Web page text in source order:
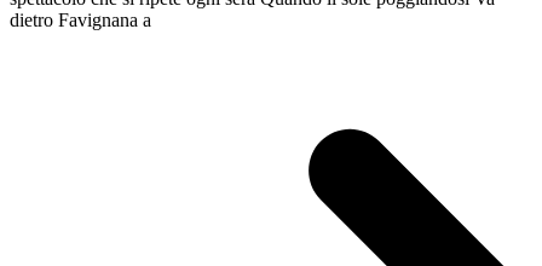
dietro Favignana a